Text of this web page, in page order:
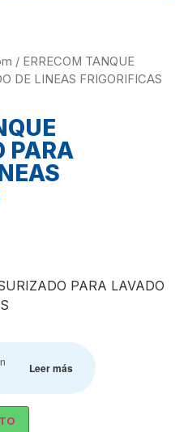
/ ERRECOM TANQUE
DE LINEAS FRIGORIFICAS
PARA
PARA LAVADO
Leer más